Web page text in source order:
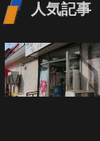
人気記事